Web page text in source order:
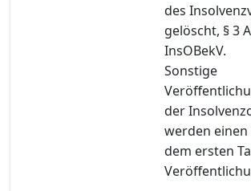
des
gelöscht, § 3
InsOBekV.
Sonstige
der
werden
dem ersten